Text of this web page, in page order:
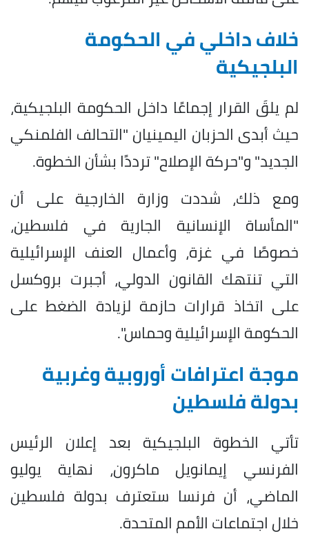
خلاف داخلي في الحكومة
البلجيكية
لم يلقَ القرار إجماعًا داخل الحكومة البلجيكية،
حيث أبدى الحزبان اليمينيان "التحالف الفلمنكي
الجديد" و"حركة الإصلاح" ترددًا بشأن الخطوة.
ومع ذلك، شددت وزارة الخارجية على أن
"المأساة الإنسانية الجارية في فلسطين،
خصوصًا في غزة، وأعمال العنف الإسرائيلية
التي تنتهك القانون الدولي، أجبرت بروكسل
على اتخاذ قرارات حازمة لزيادة الضغط على
الحكومة الإسرائيلية وحماس".
موجة اعترافات أوروبية وغربية
بدولة فلسطين
تأتي الخطوة البلجيكية بعد إعلان الرئيس
الفرنسي إيمانويل ماكرون، نهاية يوليو
الماضي، أن فرنسا ستعترف بدولة فلسطين
خلال اجتماعات الأمم المتحدة.